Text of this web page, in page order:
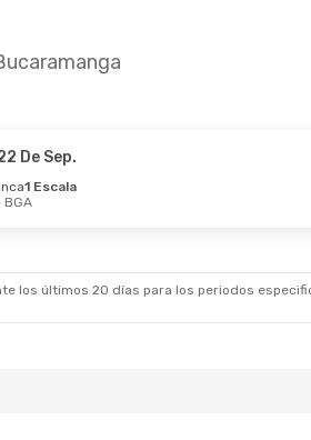
De Sep.
1 Escala
BGA
los últimos 20 días para los periodos